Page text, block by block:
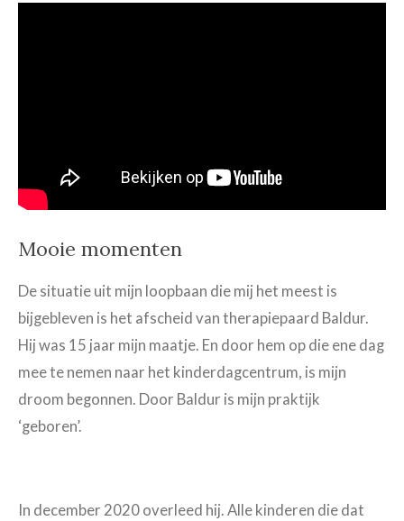
Mooie momenten
De situatie uit mijn loopbaan die mij het meest is
bijgebleven is het afscheid van therapiepaard Baldur.
Hij was 15 jaar mijn maatje. En door hem op die ene dag
mee te nemen naar het kinderdagcentrum, is mijn
droom begonnen. Door Baldur is mijn praktijk
‘geboren’.
In december 2020 overleed hij. Alle kinderen die dat